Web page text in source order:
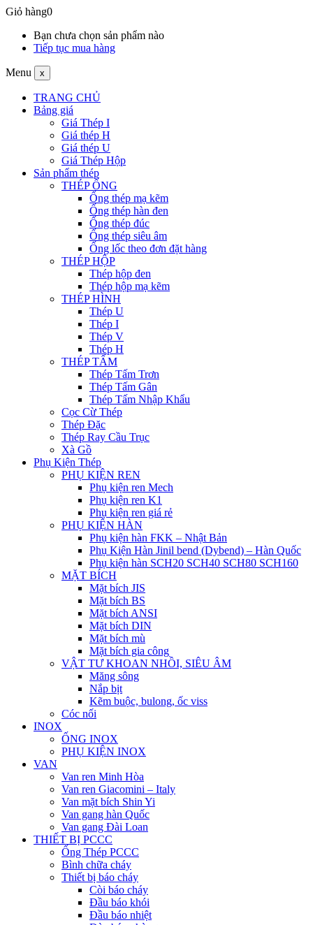
Giỏ hàng0
Bạn chưa chọn sản phẩm nào
Tiếp tục mua hàng
Menu x
TRANG CHỦ
Bảng giá
Giá Thép I
Giá thép H
Giá thép U
Giá Thép Hộp
Sản phẩm thép
THÉP ỐNG
Ống thép mạ kẽm
Ống thép hàn đen
Ống thép đúc
Ống thép siêu âm
Ống lốc theo đơn đặt hàng
THÉP HỘP
Thép hộp đen
Thép hộp mạ kẽm
THÉP HÌNH
Thép U
Thép I
Thép V
Thép H
THÉP TẤM
Thép Tấm Trơn
Thép Tấm Gân
Thép Tấm Nhập Khẩu
Cọc Cừ Thép
Thép Đặc
Thép Ray Cầu Trục
Xà Gồ
Phụ Kiện Thép
PHỤ KIỆN REN
Phụ kiện ren Mech
Phụ kiện ren K1
Phụ kiện ren giá rẻ
PHỤ KIỆN HÀN
Phụ kiện hàn FKK – Nhật Bản
Phụ Kiện Hàn Jinil bend (Dybend) – Hàn Quốc
Phụ kiện hàn SCH20 SCH40 SCH80 SCH160
MẶT BÍCH
Mặt bích JIS
Mặt bích BS
Mặt bích ANSI
Mặt bích DIN
Mặt bích mù
Mặt bích gia công
VẬT TƯ KHOAN NHỒI, SIÊU ÂM
Măng sông
Nắp bịt
Kẽm buộc, bulong, ốc viss
Cóc nối
INOX
ỐNG INOX
PHỤ KIỆN INOX
VAN
Van ren Minh Hòa
Van ren Giacomini – Italy
Van mặt bích Shin Yi
Van gang hàn Quốc
Van gang Đài Loan
THIẾT BỊ PCCC
Ống Thép PCCC
Bình chữa cháy
Thiết bị báo cháy
Còi báo cháy
Đầu báo khói
Đầu báo nhiệt